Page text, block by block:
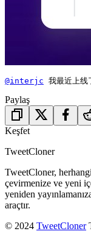
@interjc 我最近上
Paylaş
Keşfet
TweetCloner
TweetCloner,
çevirmenize ve yeni
yeniden
araçtır.
© 2024 TweetCloner